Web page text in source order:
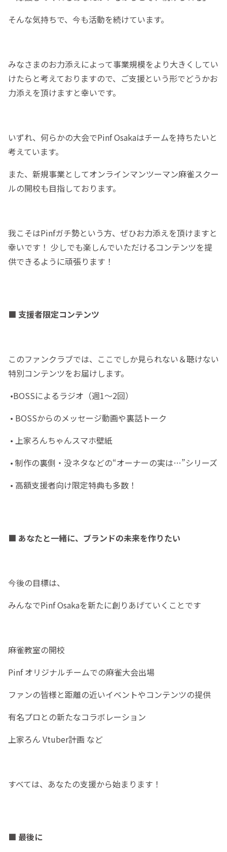
そんな気持ちで、今も活動を続けています。
みなさまのお力添えによって事業規模をより大きくしてい
けたらと考えておりますので、ご支援という形でどうかお
力添えを頂けますと幸いです。
いずれ、何らかの大会でPinf Osakaはチームを持ちたいと
考えています。
また、新規事業としてオンラインマンツーマン麻雀スクー
ルの開校も目指しております。
我こそはPinfガチ勢という方、ぜひお力添えを頂けますと
幸いです！ 少しでも楽しんでいただけるコンテンツを提
供できるように頑張ります！
■ 支援者限定コンテンツ
このファンクラブでは、ここでしか見られない＆聴けない
特別コンテンツをお届けします。
•BOSSによるラジオ（週1〜2回）
• BOSSからのメッセージ動画や裏話トーク
• 上家ろんちゃんスマホ壁紙
• 制作の裏側・没ネタなどの“オーナーの実は…”シリーズ
• 高額支援者向け限定特典も多数！
■ あなたと一緒に、ブランドの未来を作りたい
今後の目標は、
みんなでPinf Osakaを新たに創りあげていくことです
麻雀教室の開校
Pinf オリジナルチームでの麻雀大会出場
ファンの皆様と距離の近いイベントやコンテンツの提供
有名プロとの新たなコラボレーション
上家ろん Vtuber計画 など
すべては、あなたの支援から始まります！
■ 最後に